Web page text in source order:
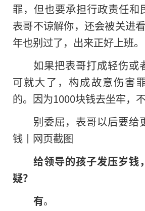
罪，但也要承担行政责任和
表哥不谅解你，还会被关进
年也别过了，出来正好上班。
如果把表哥打成轻伤或
可就大了，构成故意伤害
的。因为1000块钱去坐牢，不
别委屈，表哥以后要给
钱丨网页截图
给领导的孩子发压岁钱
疑？
有。